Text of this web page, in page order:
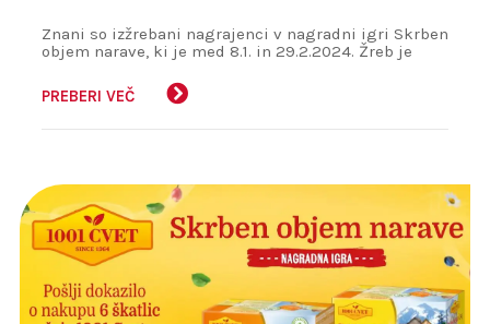
Znani so izžrebani nagrajenci v nagradni igri Skrben
objem narave, ki je med 8.1. in 29.2.2024. Žreb je
PREBERI VEČ